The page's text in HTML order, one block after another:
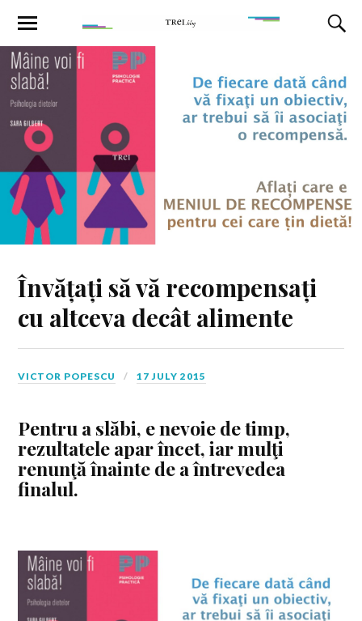
Învățați să vă recompensați
cu altceva decât alimente
VICTOR POPESCU 17 JULY 2015
Pentru a slăbi, e nevoie de timp,
rezultatele apar încet, iar mulţi
renunţă înainte de a întrevedea
finalul.